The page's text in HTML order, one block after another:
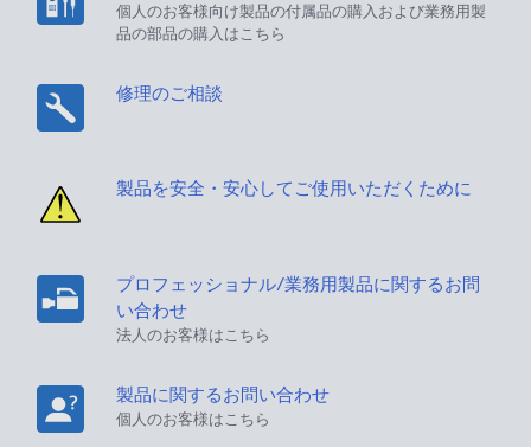
個人のお客様向け製品の付属品の購入および業務用製
品の部品の購入はこちら
修理のご相談
製品を安全・安心してご使用いただくために
プロフェッショナル/業務用製品に関するお問
い合わせ
法人のお客様はこちら
製品に関するお問い合わせ
個人のお客様はこちら